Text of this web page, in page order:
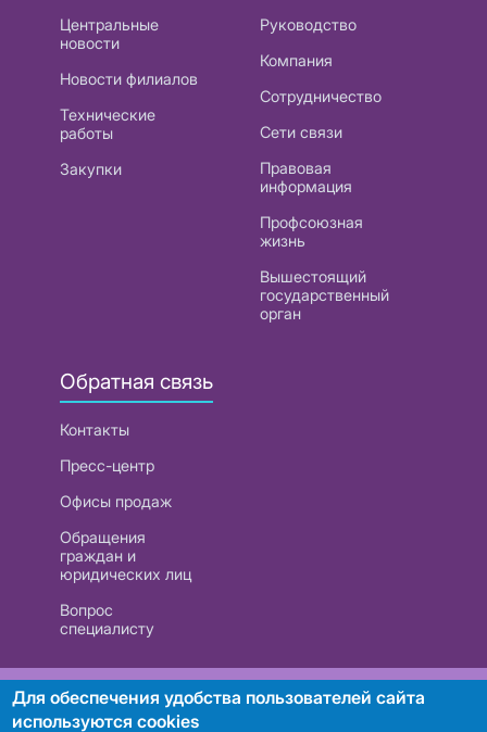
Центральные
новости
Новости филиалов
Технические
работы
Закупки
Руководство
Компания
Сотрудничество
Сети связи
Правовая
информация
Профсоюзная
жизнь
Вышестоящий
государственный
орган
Обратная связь
Контакты
Пресс-центр
Офисы продаж
Обращения
граждан и
юридических лиц
Вопрос
специалисту
РУП «Белтелеком». УНП 101007741
Для обеспечения удобства пользователей сайта
используются cookies